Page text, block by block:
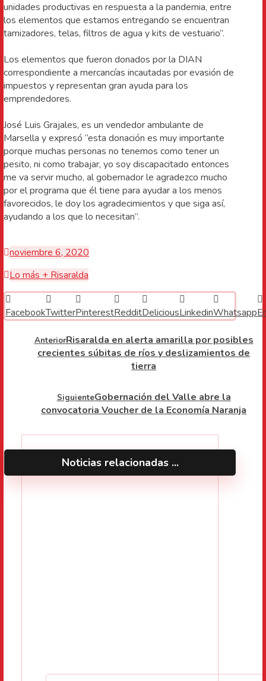
unidades productivas en respuesta a la pandemia, entre
los elementos que estamos entregando se encuentran
tamizadores, telas, filtros de agua y kits de vestuario”.
Los elementos que fueron donados por la DIAN
correspondiente a mercancías incautadas por evasión de
impuestos y representan gran ayuda para los
emprendedores.
José Luis Grajales, es un vendedor ambulante de
Marsella y expresó “esta donación es muy importante
porque muchas personas no tenemos como tener un
pesito, ni como trabajar, yo soy discapacitado entonces
me va servir mucho, al gobernador le agradezco mucho
por el programa que él tiene para ayudar a los menos
favorecidos, le doy los agradecimientos y que siga así,
ayudando a los que lo necesitan”.
noviembre 6, 2020
Lo más + Risaralda
FacebookTwitterPinterestRedditDeliciousLinkedinWhatsapp
AnteriorRisaralda en alerta amarilla por posibles
crecientes súbitas de ríos y deslizamientos de
tierra
SiguienteGobernación del Valle abre la
convocatoria Voucher de la Economía Naranja
Noticias relacionadas ...